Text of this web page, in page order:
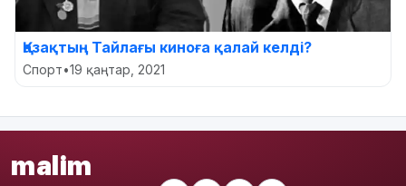
Қазақтың Тайлағы киноға қалай келді?
Спорт•19 қаңтар, 2021
malim